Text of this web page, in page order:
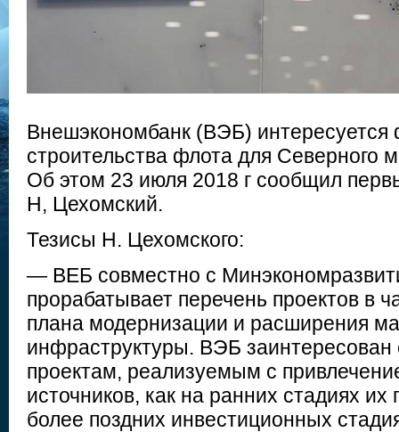
Внешэкономбанк (ВЭБ)
строительства флота для Северного
Об этом 23 июля 2018 г сообщил
Н, Цехомский.
Тезисы Н. Цехомского:
— ВЕБ совместно с
прорабатывает перечень проектов в
плана модернизации и расширения
инфраструктуры. ВЭБ заинтересован
проектам, реализуемым с
источников, как на ранних стадиях их
более поздних инвестиционных